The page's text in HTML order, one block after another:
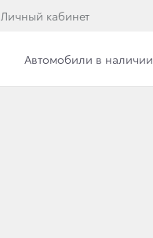
Личный кабинет
Автомобили в наличии